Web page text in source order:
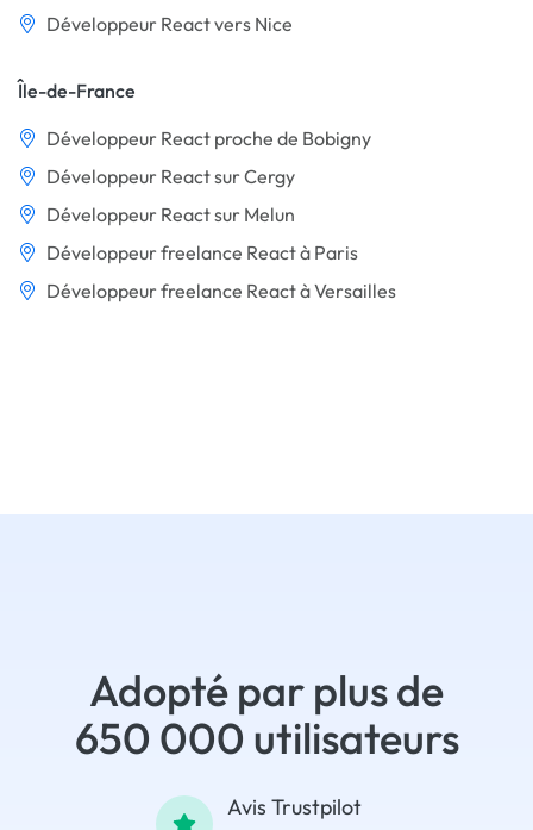
Développeur React vers Nice
Île-de-France
Développeur React proche de Bobigny
Développeur React sur Cergy
Développeur React sur Melun
Développeur freelance React à Paris
Développeur freelance React à Versailles
Adopté par plus de
650 000 utilisateurs
Avis Trustpilot